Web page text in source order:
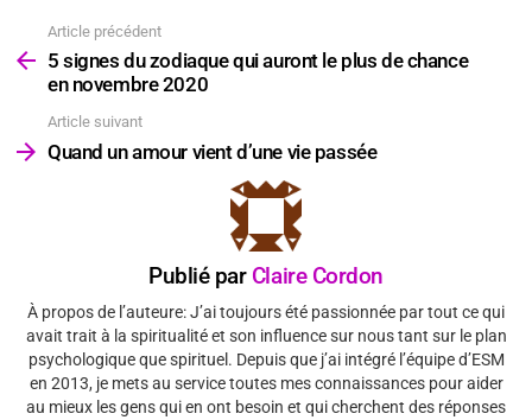
plus
Article précédent
5 signes du zodiaque qui auront le plus de chance
en novembre 2020
Article suivant
Quand un amour vient d’une vie passée
Publié par Claire Cordon
À propos de l’auteure: J’ai toujours été passionnée par tout ce qui
avait trait à la spiritualité et son influence sur nous tant sur le plan
psychologique que spirituel. Depuis que j’ai intégré l’équipe d’ESM
en 2013, je mets au service toutes mes connaissances pour aider
au mieux les gens qui en ont besoin et qui cherchent des réponses